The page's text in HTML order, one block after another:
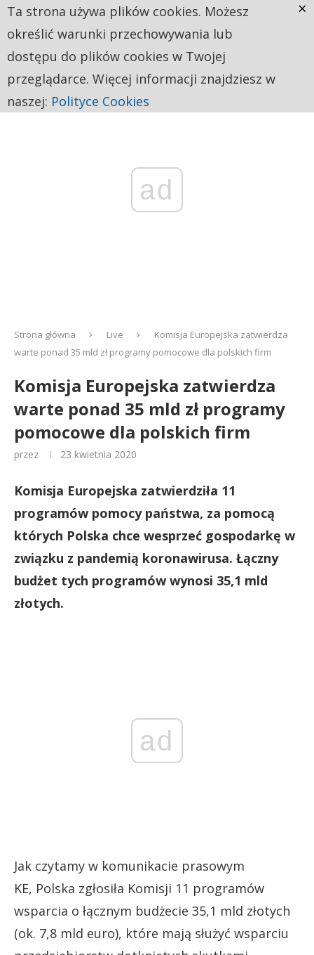
ad
Strona główna Live
Komisja Europejska zatwierdza
warte ponad 35 mld zł programy pomocowe dla polskich firm
Komisja Europejska zatwierdza
warte ponad 35 mld zł programy
pomocowe dla polskich firm
przez 23 kwietnia 2020
Komisja Europejska zatwierdziła 11
programów pomocy państwa, za pomocą
których Polska chce wesprzeć gospodarkę w
związku z pandemią koronawirusa. Łączny
budżet tych programów wynosi 35,1 mld
złotych.
ad
Jak czytamy w komunikacie prasowym
KE, Polska zgłosiła Komisji 11 programów
wsparcia o łącznym budżecie 35,1 mld złotych
(ok. 7,8 mld euro), które mają służyć wsparciu
Ta strona używa plików cookies. Możesz
określić warunki przechowywania lub
dostępu do plików cookies w Twojej
przeglądarce. Więcej informacji znajdziesz w
naszej: Polityce Cookies
×